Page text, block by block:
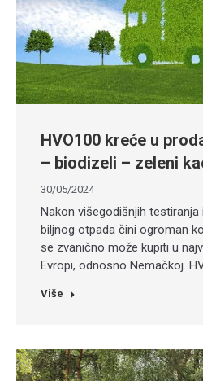
HVO100 kreće u
– biodizeli – zeleni
30/05/2024
Nakon višegodišnjih testiranja
biljnog otpada čini ogroman
se zvanično može kupiti u
Evropi, odnosno Nemačkoj.
Više